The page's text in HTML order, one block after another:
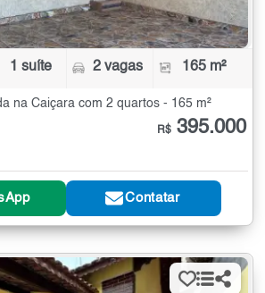
1 suíte 2 vagas 165 m²
na Caiçara com 2 quartos - 165 m²
R$ 395.000
Contatar